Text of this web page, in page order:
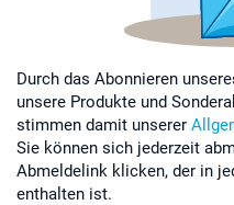
Durch das Abonnieren
unsere Produkte und
stimmen damit unserer
Sie können sich jederzeit
Abmeldelink klicken, der in
enthalten ist.